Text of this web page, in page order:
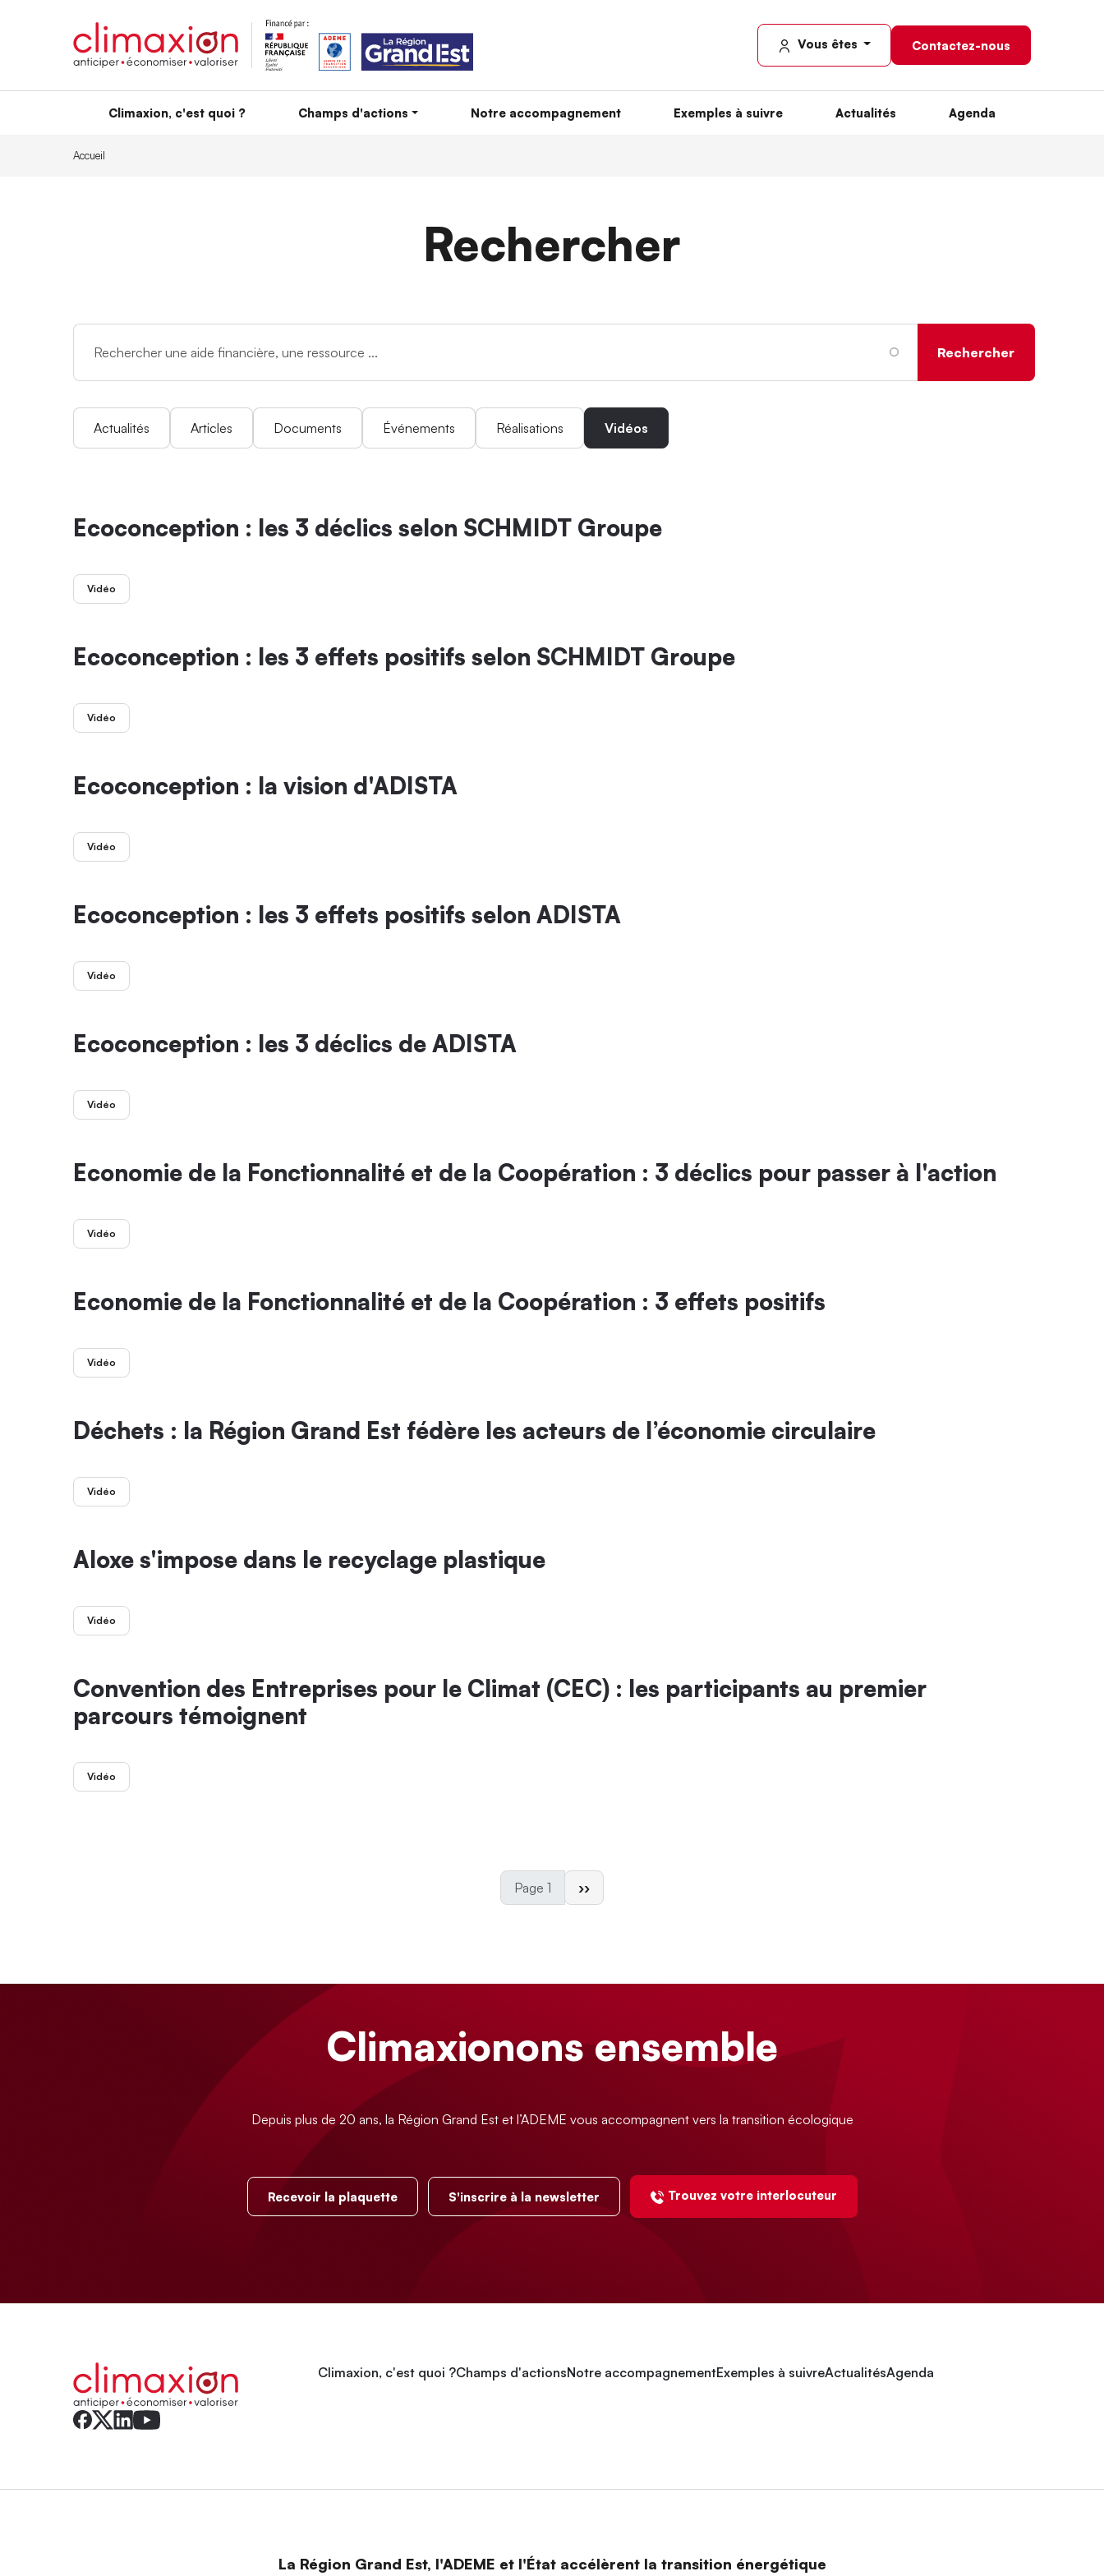
Vous êtes Contactez-nous
Climaxion, c'est quoi ? Champs d'actions Notre accompagnement Exemples à suivre Actualités Agenda
Accueil
Rechercher
Actualités Articles Documents Événements Réalisations Vidéos
Ecoconception : les 3 déclics selon SCHMIDT Groupe
Vidéo
Ecoconception : les 3 effets positifs selon SCHMIDT Groupe
Vidéo
Ecoconception : la vision d'ADISTA
Vidéo
Ecoconception : les 3 effets positifs selon ADISTA
Vidéo
Ecoconception : les 3 déclics de ADISTA
Vidéo
Economie de la Fonctionnalité et de la Coopération : 3 déclics pour passer à l'action
Vidéo
Economie de la Fonctionnalité et de la Coopération : 3 effets positifs
Vidéo
Déchets : la Région Grand Est fédère les acteurs de l’économie circulaire
Vidéo
Aloxe s'impose dans le recyclage plastique
Vidéo
Convention des Entreprises pour le Climat (CEC) : les participants au premier
parcours témoignent
Vidéo
Page 1 Page suivante
››
Climaxionons ensemble
Depuis plus de 20 ans, la Région Grand Est et l’ADEME vous accompagnent vers la transition écologique
Recevoir la plaquette S'inscrire à la newsletter Trouvez votre interlocuteur
Climaxion, c'est quoi ?Champs d'actionsNotre accompagnementExemples à suivreActualitésAgenda
La Région Grand Est, l'ADEME et l'État accélèrent la transition énergétique